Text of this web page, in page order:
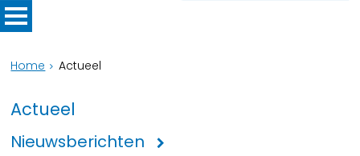
Home Actueel
Actueel
Nieuwsberichten